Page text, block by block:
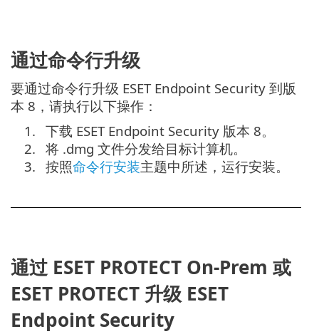
通过命令行升级
要通过命令行升级 ESET Endpoint Security 到版
本 8，请执行以下操作：
1. 下载 ESET Endpoint Security 版本 8。
2. 将 .dmg 文件分发给目标计算机。
3. 按照命令行安装主题中所述，运行安装。
通过 ESET PROTECT On-Prem 或
ESET PROTECT 升级 ESET
Endpoint Security